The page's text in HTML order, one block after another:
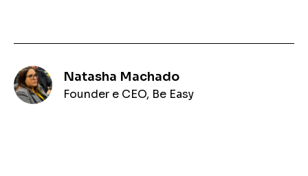
Natasha Machado
Founder e CEO, Be Easy